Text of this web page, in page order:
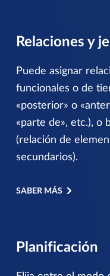
Relaciones y
Puede asignar
funcionales o de
«posterior» o
«parte de», etc.), o
(relación de
secundarios).
SABER MÁS
Planificación